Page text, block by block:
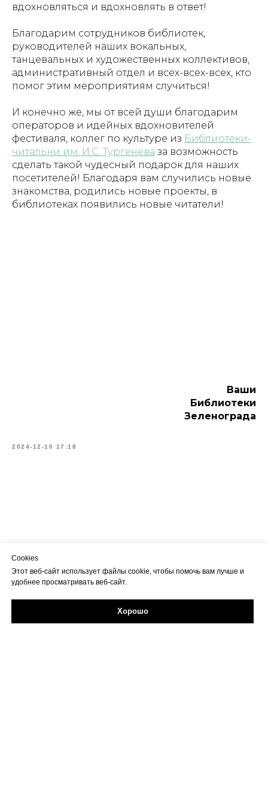
Задайте свой вопрос в Max
вдохновляться и вдохновлять в ответ!
Благодарим сотрудников библиотек,
руководителей наших вокальных,
танцевальных и художественных коллективов,
административный отдел и всех-всех-всех, кто
помог этим мероприятиям случиться!
И конечно же, мы от всей души благодарим
операторов и идейных вдохновителей
фестиваля, коллег по культуре из Библиотеки-
читальни им. И.С. Тургенева за возможность
сделать такой чудесный подарок для наших
посетителей! Благодаря вам случились новые
знакомства, родились новые проекты, в
библиотеках появились новые читатели!
Ваши
Библиотеки
Зеленограда
2024-12-10 17:18
Cookies
Этот веб-сайт использует файлы cookie, чтобы помочь вам лучше и
удобнее просматривать веб-сайт.
Хорошо